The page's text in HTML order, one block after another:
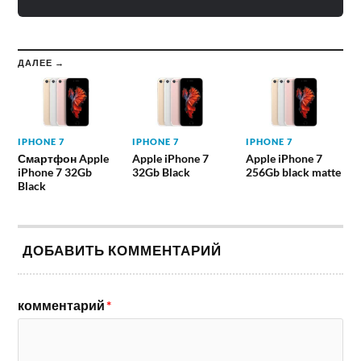
ДАЛЕЕ →
IPHONE 7
Смартфон Apple
iPhone 7 32Gb
Black
IPHONE 7
Apple iPhone 7
32Gb Black
IPHONE 7
Apple iPhone 7
256Gb black matte
ДОБАВИТЬ КОММЕНТАРИЙ
комментарий*